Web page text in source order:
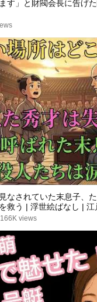
す」と財閥会長に告げた
し5分後、その場は静ま
老後の物語 #家族の物語
なされていた末息子、
救う | 浮世絵ばなし | 江
166K views